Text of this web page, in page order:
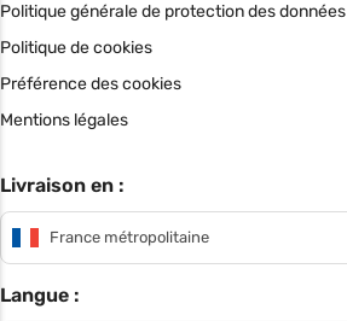
Politique générale de protection des données
Politique de cookies
Préférence des cookies
Mentions légales
Livraison en :
France métropolitaine
Langue :